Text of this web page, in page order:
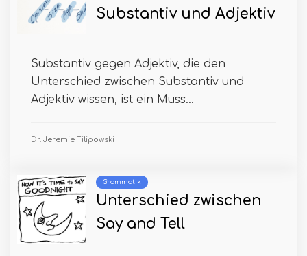
Substantiv und Adjektiv
Substantiv gegen Adjektiv, die den
Unterschied zwischen Substantiv und
Adjektiv wissen, ist ein Muss...
Dr. Jeremie Filipowski
Grammatik
Unterschied zwischen
Say and Tell